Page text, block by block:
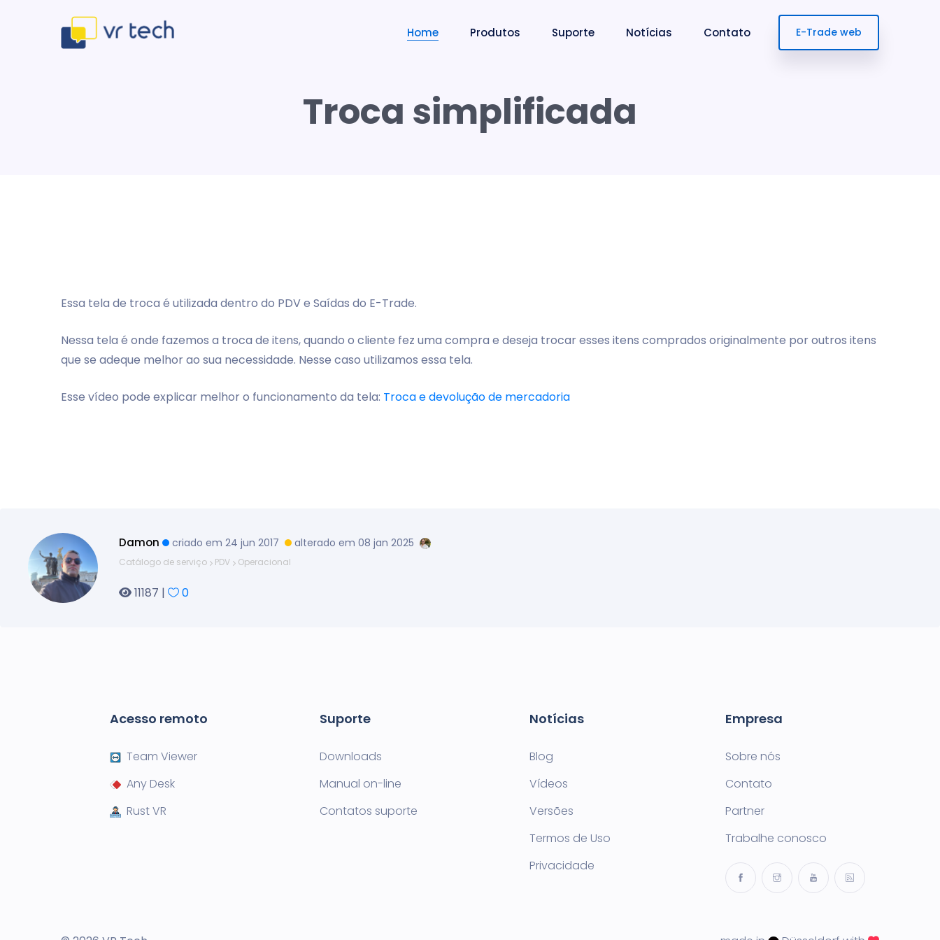
Home Produtos Suporte Notícias Contato E-Trade web
Troca simplificada
Essa tela de troca é utilizada dentro do PDV e Saídas do E-Trade.
Nessa tela é onde fazemos a troca de itens, quando o cliente fez uma compra e deseja trocar esses itens comprados originalmente por outros itens
que se adeque melhor ao sua necessidade. Nesse caso utilizamos essa tela.
Esse vídeo pode explicar melhor o funcionamento da tela: Troca e devolução de mercadoria
Damon criado em 24 jun 2017 alterado em 08 jan 2025
Catálogo de serviço PDV Operacional
11187 | 0
Acesso remoto
Team Viewer
Any Desk
Rust VR
Suporte
Downloads
Manual on-line
Contatos suporte
Notícias
Blog
Vídeos
Versões
Termos de Uso
Privacidade
Empresa
Sobre nós
Contato
Partner
Trabalhe conosco